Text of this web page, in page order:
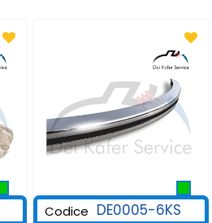
Codice DE0005-6KS